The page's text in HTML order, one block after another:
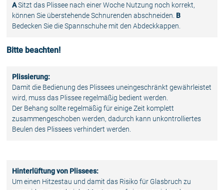
ASitzt das Plissee nach einer Woche Nutzung noch korrekt,
können Sie überstehende Schnurenden abschneiden. B
Bedecken Sie die Spannschuhe mit den Abdeckkappen.
Bitte beachten!
Plissierung:
Damit die Bedienung des Plissees uneingeschränkt gewährleistet
wird, muss das Plissee regelmäßig bedient werden.
Der Behang sollte regelmäßig für einige Zeit komplett
zusammengeschoben werden, dadurch kann unkontrolliertes
Beulen des Plissees verhindert werden.
Hinterlüftung von Plissees:
Um einen Hitzestau und damit das Risiko für Glasbruch zu